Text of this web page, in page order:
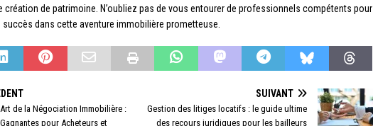
création de patrimoine. N’oubliez pas de vous entourer de professionnels compétents pour
dans cette aventure immobilière prometteuse.
de la Négociation Immobilière :
pour Acheteurs et
SUIVANT
Gestion des litiges locatifs : le guide ultime
des recours juridiques pour les bailleurs